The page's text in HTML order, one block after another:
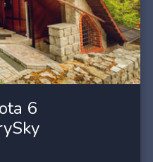
6